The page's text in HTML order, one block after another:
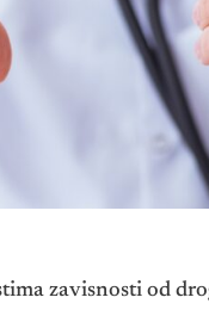
zavisnosti od